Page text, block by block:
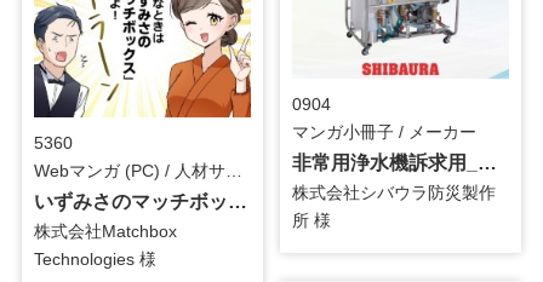
0904
マンガ小冊子 / メーカー
非常用浄水機訴求用_マンガ小冊子
株式会社シバウラ防災製作
所 様
5360
Webマンガ (PC) / 人材サービス
いずみさのマッチボックス訴求用_冊子挿入用マンガ_修正
株式会社Matchbox
Technologies 様